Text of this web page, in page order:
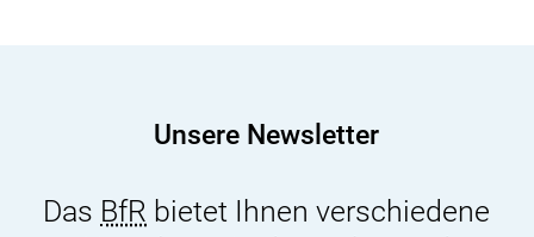
Unsere Newsletter
Das BfR bietet Ihnen verschiedene